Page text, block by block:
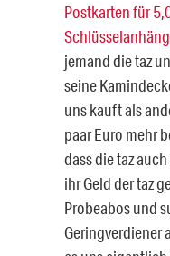
Postkarten für
jemand die taz
seine
uns kauft als
paar Euro mehr
dass die taz
ihr Geld der taz
Probeabos und
Geringverdiener